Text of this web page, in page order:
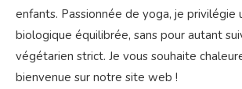
enfants. Passionnée de yoga, je privilégie
biologique équilibrée, sans pour autant
végétarien strict. Je vous souhaite
bienvenue sur notre site web !